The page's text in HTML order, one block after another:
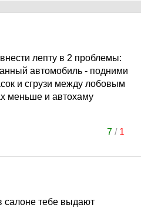
лепту в 2 проблемы:
автомобиль - подними
и сгрузи между лобовым
меньше и автохаму
7/ 1
салоне тебе выдают